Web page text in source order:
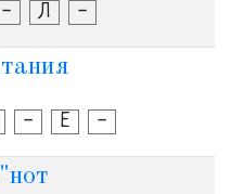
- Л -
- Е -